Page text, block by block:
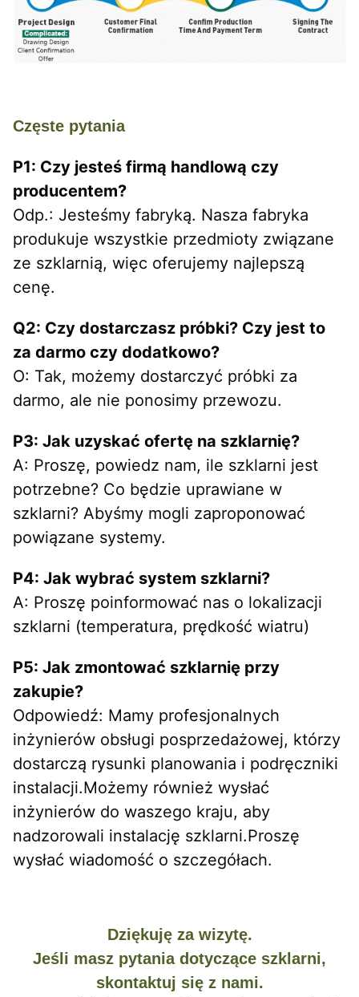
Częste pytania
P1: Czy jesteś firmą handlową czy
producentem?
Odp.: Jesteśmy fabryką. Nasza fabryka
produkuje wszystkie przedmioty związane
ze szklarnią, więc oferujemy najlepszą
cenę.
Q2: Czy dostarczasz próbki? Czy jest to
za darmo czy dodatkowo?
O: Tak, możemy dostarczyć próbki za
darmo, ale nie ponosimy przewozu.
P3: Jak uzyskać ofertę na szklarnię?
A: Proszę, powiedz nam, ile szklarni jest
potrzebne? Co będzie uprawiane w
szklarni? Abyśmy mogli zaproponować
powiązane systemy.
P4: Jak wybrać system szklarni?
A: Proszę poinformować nas o lokalizacji
szklarni (temperatura, prędkość wiatru)
P5: Jak zmontować szklarnię przy
zakupie?
Odpowiedź: Mamy profesjonalnych
inżynierów obsługi posprzedażowej, którzy
dostarczą rysunki planowania i podręczniki
instalacji.Możemy również wysłać
inżynierów do waszego kraju, aby
nadzorowali instalację szklarni.Proszę
wysłać wiadomość o szczegółach.
Dziękuję za wizytę.
Jeśli masz pytania dotyczące szklarni,
skontaktuj się z nami.